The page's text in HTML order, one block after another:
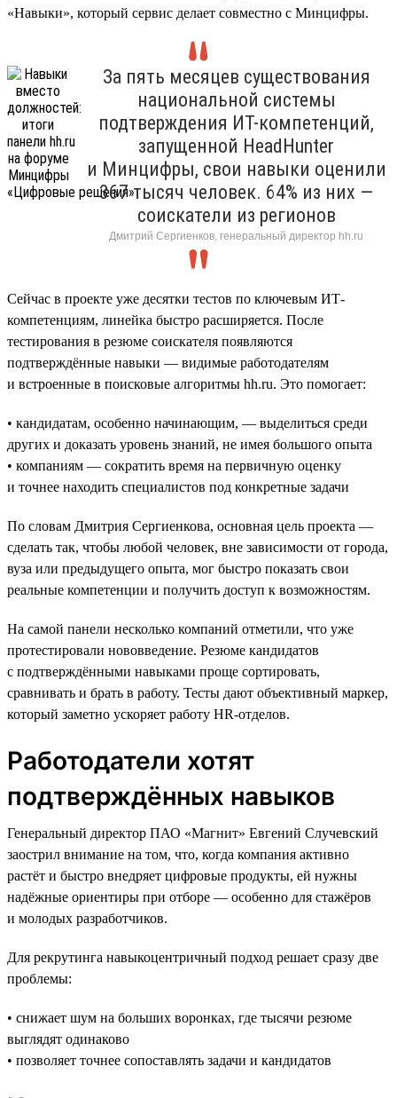
«Навыки», который сервис делает совместно с Минцифры.
За пять месяцев существования
национальной системы
подтверждения ИТ-компетенций,
запущенной HeadHunter
и Минцифры, свои навыки оценили
367 тысяч человек. 64% из них —
соискатели из регионов
Дмитрий Сергиенков, генеральный директор hh.ru
Сейчас в проекте уже десятки тестов по ключевым ИТ-
компетенциям, линейка быстро расширяется. После
тестирования в резюме соискателя появляются
подтверждённые навыки — видимые работодателям
и встроенные в поисковые алгоритмы hh.ru. Это помогает:
• кандидатам, особенно начинающим, — выделиться среди
других и доказать уровень знаний, не имея большого опыта
• компаниям — сократить время на первичную оценку
и точнее находить специалистов под конкретные задачи
По словам Дмитрия Сергиенкова, основная цель проекта —
сделать так, чтобы любой человек, вне зависимости от города,
вуза или предыдущего опыта, мог быстро показать свои
реальные компетенции и получить доступ к возможностям.
На самой панели несколько компаний отметили, что уже
протестировали нововведение. Резюме кандидатов
с подтверждёнными навыками проще сортировать,
сравнивать и брать в работу. Тесты дают объективный маркер,
который заметно ускоряет работу HR-отделов.
Работодатели хотят
подтверждённых навыков
Генеральный директор ПАО «Магнит» Евгений Случевский
заострил внимание на том, что, когда компания активно
растёт и быстро внедряет цифровые продукты, ей нужны
надёжные ориентиры при отборе — особенно для стажёров
и молодых разработчиков.
Для рекрутинга навыкоцентричный подход решает сразу две
проблемы:
• снижает шум на больших воронках, где тысячи резюме
выглядят одинаково
• позволяет точнее сопоставлять задачи и кандидатов